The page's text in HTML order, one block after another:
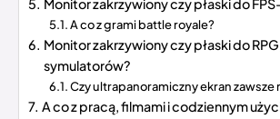
Monitor zakrzywiony czy płaski do
A co z grami battle royale?
Monitor zakrzywiony czy płaski do
symulatorów?
Czy ultrapanoramiczny ekran zawsze
A co z pracą, filmami i codziennym